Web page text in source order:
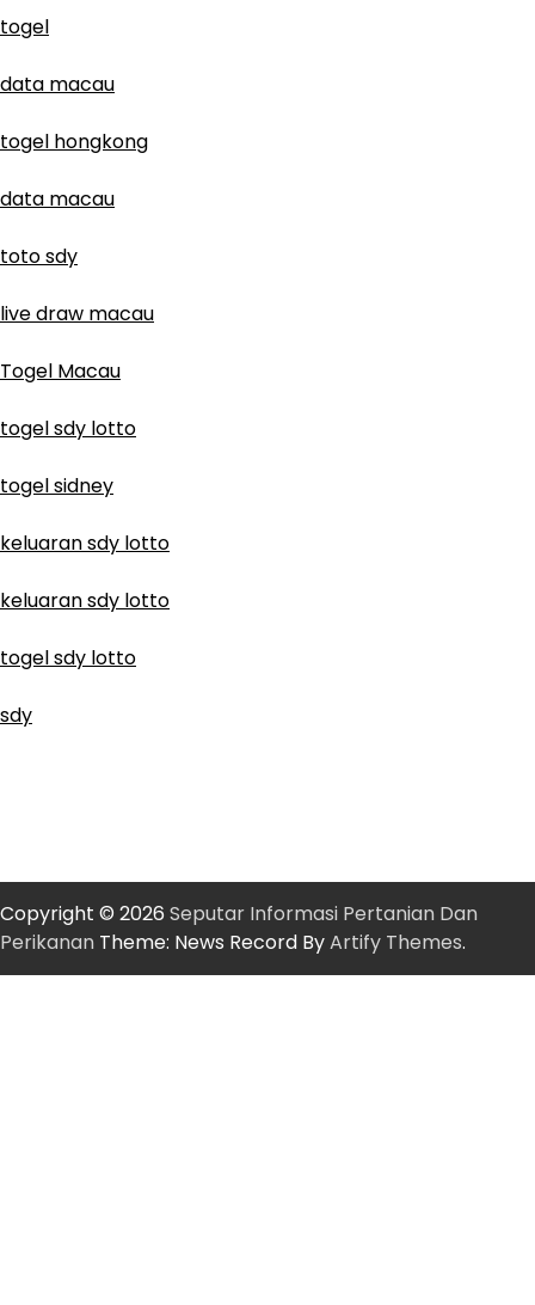
togel
data macau
togel hongkong
data macau
toto sdy
live draw macau
Togel Macau
togel sdy lotto
togel sidney
keluaran sdy lotto
keluaran sdy lotto
togel sdy lotto
sdy
Copyright © 2026 Seputar Informasi Pertanian Dan
Perikanan Theme: News Record ByArtify Themes.